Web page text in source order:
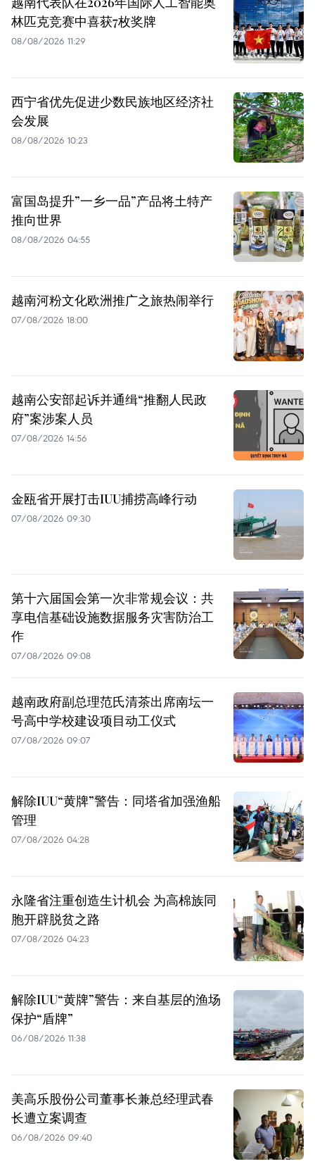
林匹克竞赛中喜获7枚奖牌
08/08/2026 11:29
西宁省优先促进少数民族地区经济社
会发展
08/08/2026 10:23
富国岛提升”一乡一品”产品将土特产
推向世界
08/08/2026 04:55
越南河粉文化欧洲推广之旅热闹举行
07/08/2026 18:00
越南公安部起诉并通缉“推翻人民政
府”案涉案人员
07/08/2026 14:56
金瓯省开展打击IUU捕捞高峰行动
07/08/2026 09:30
第十六届国会第一次非常规会议：共
享电信基础设施数据服务灾害防治工
作
07/08/2026 09:08
越南政府副总理范氏清茶出席南坛一
号高中学校建设项目动工仪式
07/08/2026 09:07
解除IUU“黄牌”警告：同塔省加强渔船
管理
07/08/2026 04:28
永隆省注重创造生计机会 为高棉族同
胞开辟脱贫之路
07/08/2026 04:23
解除IUU“黄牌”警告：来自基层的渔场
保护“盾牌”
06/08/2026 11:38
美高乐股份公司董事长兼总经理武春
长遭立案调查
06/08/2026 09:40